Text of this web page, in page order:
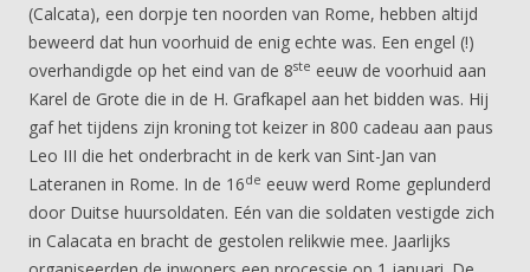
(Calcata), een dorpje ten noorden van Rome, hebben altijd
beweerd dat hun voorhuid de enig echte was. Een engel (!)
overhandigde op het eind van de 8ste eeuw de voorhuid aan
Karel de Grote die in de H. Grafkapel aan het bidden was. Hij
gaf het tijdens zijn kroning tot keizer in 800 cadeau aan paus
Leo III die het onderbracht in de kerk van Sint-Jan van
Lateranen in Rome. In de 16de eeuw werd Rome geplunderd
door Duitse huursoldaten. Eén van die soldaten vestigde zich
in Calacata en bracht de gestolen relikwie mee. Jaarlijks